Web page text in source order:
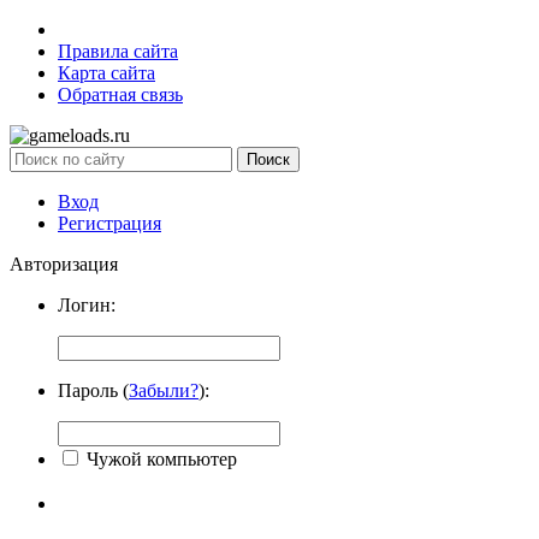
Правила сайта
Карта сайта
Обратная связь
Вход
Регистрация
Авторизация
Логин:
Пароль (Забыли?):
Чужой компьютер